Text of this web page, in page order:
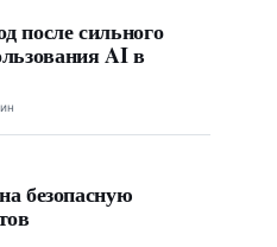
после сильного
AI в
безопасную